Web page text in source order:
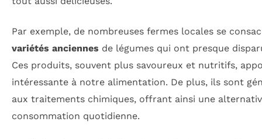
Par exemple, de nombreuses fermes locales se
variétés anciennes de légumes qui ont presque
Ces produits, souvent plus savoureux et nutritifs,
intéressante à notre alimentation. De plus, ils sont
aux traitements chimiques, offrant ainsi une
consommation quotidienne.